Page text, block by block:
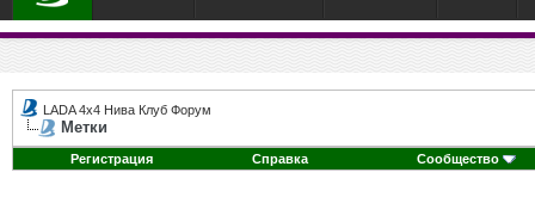
LADA 4x4 Нива Клуб Форум
Метки
Регистрация Справка Сообщество